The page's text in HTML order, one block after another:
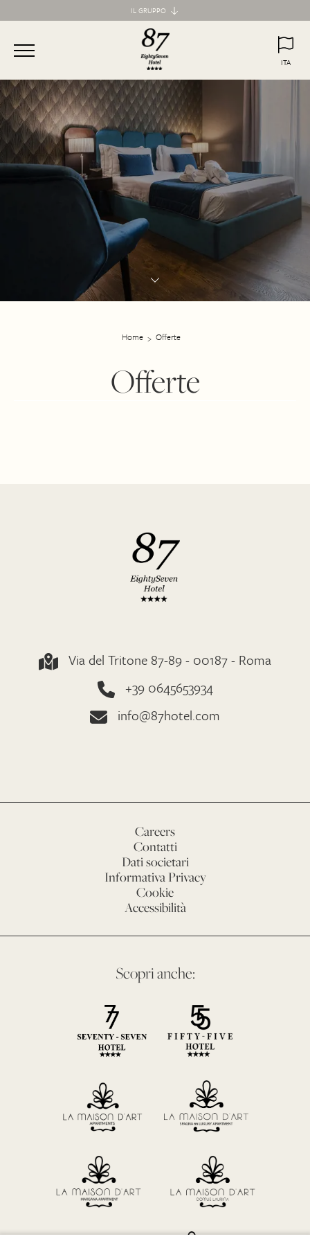
IL GRUPPO
Maison d'Art Collection
87 Hotel
77 Hotel
55 Hotel
Maison d'Art Apartments
Spagna 66 Luxury Apartment
Margana Apartments
Domus Laurina
H77 Apart Hotel
Palazzo Ottavia
Hotel Frattina
ITA
ITA
Home Offerte
Offerte
Via del Tritone 87-89 - 00187 - Roma
+39 0645653934
info@87hotel.com
Careers
Contatti
Dati societari
Informativa Privacy
Cookie
Accessibilità
Scopri anche: